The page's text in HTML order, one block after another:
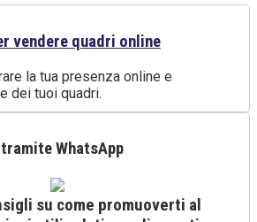
vendere quadri online
la tua presenza online e
dei tuoi quadri.
WhatsApp
su come promuoverti al